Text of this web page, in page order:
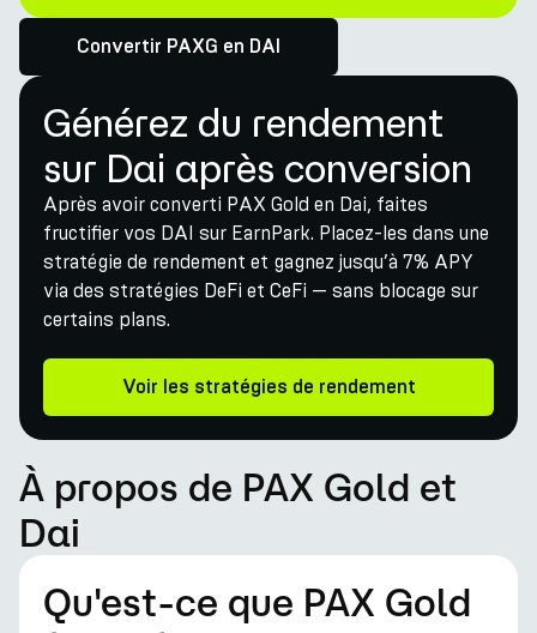
Convertir PAXG en DAI
Générez du rendement
sur Dai après conversion
Après avoir converti PAX Gold en Dai, faites
fructifier vos DAI sur EarnPark. Placez-les dans une
stratégie de rendement et gagnez jusqu’à 7% APY
via des stratégies DeFi et CeFi — sans blocage sur
certains plans.
Voir les stratégies de rendement
À propos de PAX Gold et
Dai
Qu'est-ce que PAX Gold